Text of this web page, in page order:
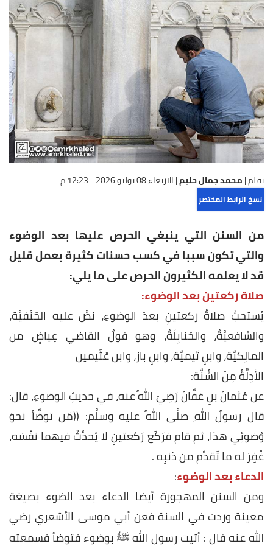
بقلم |محمد جمال حليم|الاربعاء 08 يوليو 2026 - 12:23 م
نسخ الرابط المختصر
من السنن التي ينبغي الحرص عليها بعد الوضوء
والتي تكون سببا في كسب حسنات كثيرة بعمل قليل
قد لا يعلمه الكثيرون الحرص على ما يلي:
صلاة ركعتين بعد الوضوء:
يُستحبُّ صلاةُ ركعتينِ بعدَ الوضوءِ، نصَّ عليه الحَنَفيَّة،
والشافعيَّةُ، والحَنابِلَةُ، وهو قولُ القاضي عِياضٍ من
المالِكيَّة، وابنِ تَيميَّة، وابنِ باز، وابن عُثَيمين
الأَدِلَّةُ مِنَ السُّنَّة:
عن عُثمانَ بنِ عَفَّانَ رَضِيَ اللهُ عنه، في حديثِ الوضوءِ، قال:
قال رسولُ اللهِ صلَّى اللهُ عليه وسلَّم: ((مَن توضَّأ نحوَ
وُضوئِي هذا، ثم قام فرَكَع رَكعتينِ لا يُحدِّثُ فيهما نفْسَه،
غُفِرَ له ما تَقدَّم من ذنبِه .
الدعاء بعد الوضوء:
ومن السنن المهجورة أيضا الدعاء بعد الضوء بصيغة
معينة وردت في السنة فعن أبي موسى الأشعري رضي
الله عنه قال : أتيت رسول الله ﷺ بوضوء فتوضأ فسمعته